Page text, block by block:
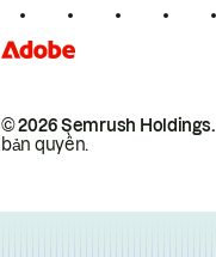
© 2026 Semrush Holdings.
bản quyền.